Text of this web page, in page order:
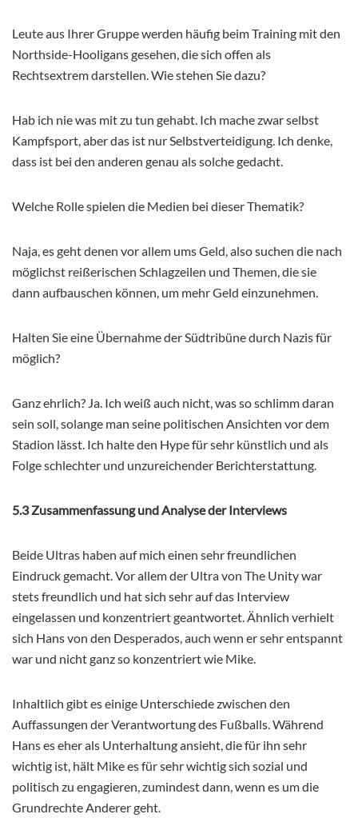
Leute aus Ihrer Gruppe werden häufig beim Training mit den
Northside-Hooligans gesehen, die sich offen als
Rechtsextrem darstellen. Wie stehen Sie dazu?
Hab ich nie was mit zu tun gehabt. Ich mache zwar selbst
Kampfsport, aber das ist nur Selbstverteidigung. Ich denke,
dass ist bei den anderen genau als solche gedacht.
Welche Rolle spielen die Medien bei dieser Thematik?
Naja, es geht denen vor allem ums Geld, also suchen die nach
möglichst reißerischen Schlagzeilen und Themen, die sie
dann aufbauschen können, um mehr Geld einzunehmen.
Halten Sie eine Übernahme der Südtribüne durch Nazis für
möglich?
Ganz ehrlich? Ja. Ich weiß auch nicht, was so schlimm daran
sein soll, solange man seine politischen Ansichten vor dem
Stadion lässt. Ich halte den Hype für sehr künstlich und als
Folge schlechter und unzureichender Berichterstattung.
5.3 Zusammenfassung und Analyse der Interviews
Beide Ultras haben auf mich einen sehr freundlichen
Eindruck gemacht. Vor allem der Ultra von The Unity war
stets freundlich und hat sich sehr auf das Interview
eingelassen und konzentriert geantwortet. Ähnlich verhielt
sich Hans von den Desperados, auch wenn er sehr entspannt
war und nicht ganz so konzentriert wie Mike.
Inhaltlich gibt es einige Unterschiede zwischen den
Auffassungen der Verantwortung des Fußballs. Während
Hans es eher als Unterhaltung ansieht, die für ihn sehr
wichtig ist, hält Mike es für sehr wichtig sich sozial und
politisch zu engagieren, zumindest dann, wenn es um die
Grundrechte Anderer geht.